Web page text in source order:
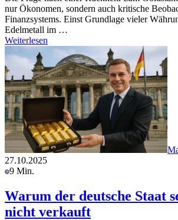
nur Ökonomen, sondern auch kritische
Finanzsystems. Einst Grundlage vieler
Edelmetall im …
Weiterlesen
27.10.2025
9 Min.
Warum der deutsche Staat
nicht verkauft